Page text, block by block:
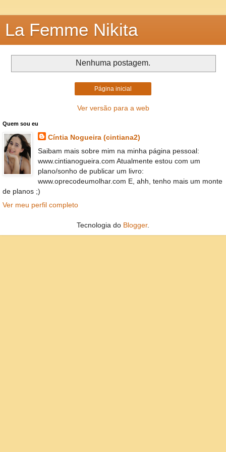
La Femme Nikita
Nenhuma postagem.
Página inicial
Ver versão para a web
Quem sou eu
Cíntia Nogueira (cintiana2)
Saibam mais sobre mim na minha página pessoal:
www.cintianogueira.com Atualmente estou com um
plano/sonho de publicar um livro:
www.oprecodeumolhar.com E, ahh, tenho mais um monte
de planos ;)
Ver meu perfil completo
Tecnologia do Blogger.